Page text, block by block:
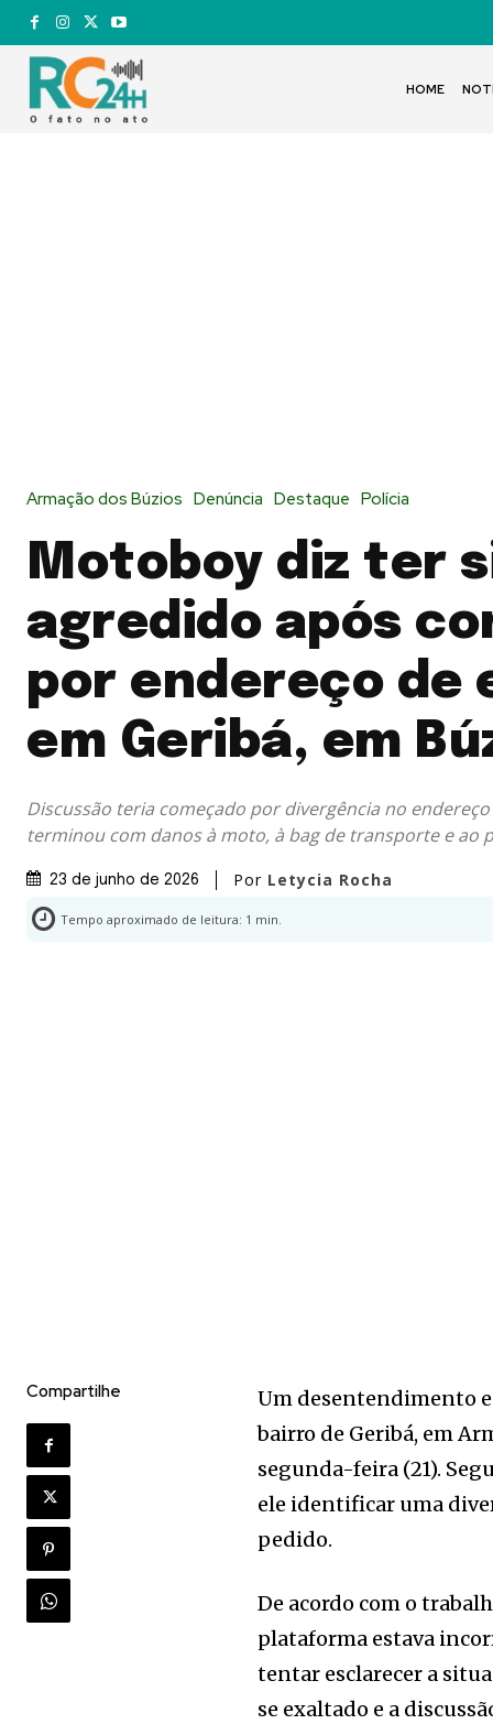
HOME
Armação dos Búzios Denúncia Destaque Polícia
Motoboy diz ter
agredido após
por endereço de
em Geribá, em
Discussão teria começado por divergência no
terminou com danos à moto, à bag de transporte e ao
23 de junho de 2026 Por Letycia Rocha
Tempo aproximado de leitura: 1 min.
Compartilhe
Um desentendimento
bairro de Geribá, em
segunda-feira (21).
ele identificar uma
pedido.
De acordo com o
plataforma estava
tentar esclarecer a
se exaltado e a